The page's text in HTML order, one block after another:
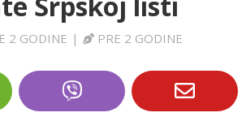
2 GODINE | PRE 2 GODINE